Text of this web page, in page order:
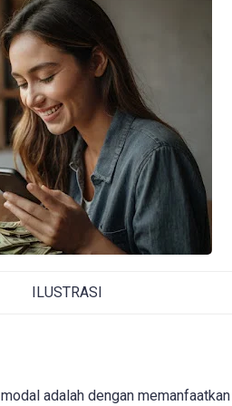
ILUSTRASI
adalah dengan